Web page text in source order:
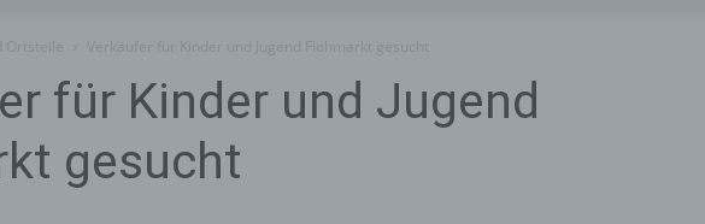
für Kinder und Jugend
gesucht